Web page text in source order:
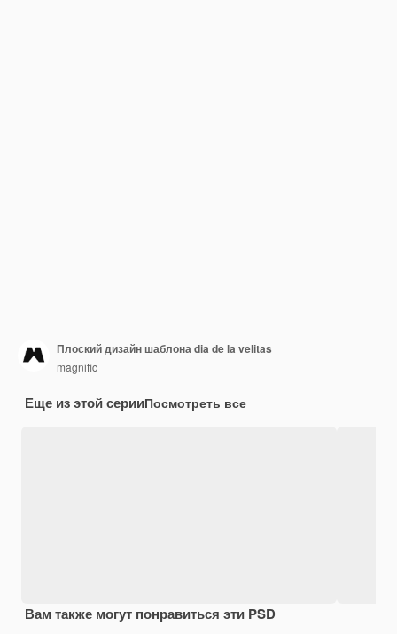
Плоский дизайн шаблона dia de la velitas
magnific
Еще из этой серииПосмотреть все
Вам также могут понравиться эти PSD